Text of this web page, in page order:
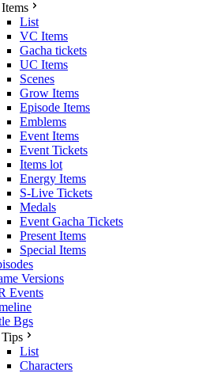
Items
List
VC Items
Gacha tickets
UC Items
Scenes
Grow Items
Episode Items
Emblems
Event Items
Event Tickets
Items lot
Energy Items
S-Live Tickets
Medals
Event Gacha Tickets
Present Items
Special Items
Versions
Events
Bgs
Tips
List
Characters